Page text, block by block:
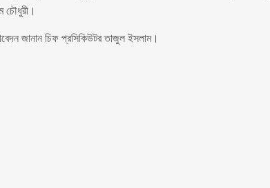
চৌধুরী।
জানান চিফ প্রসিকিউটর তাজুল ইসলাম।